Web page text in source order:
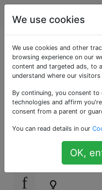
GPL /
Static
74 Geschlossen.
den
werden
We use cookies
We use cookies and other
browsing experience on our
content and targeted ads, to
understand where our
By continuing, you consent
technologies and affirm
consent from a parent or
You can read details in our
OK,